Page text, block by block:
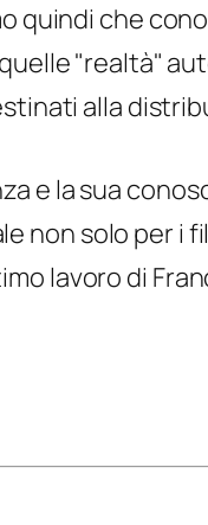
quindi che
"realtà"
alla
e la sua
non solo per i
lavoro di